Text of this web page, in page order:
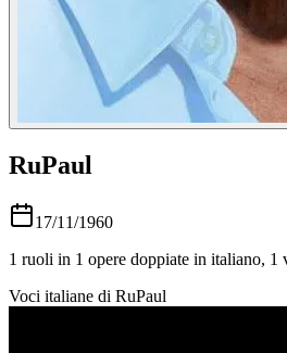
RuPaul
17/11/1960
1 ruoli in 1 opere doppiate in italiano, 1
Voci italiane di RuPaul